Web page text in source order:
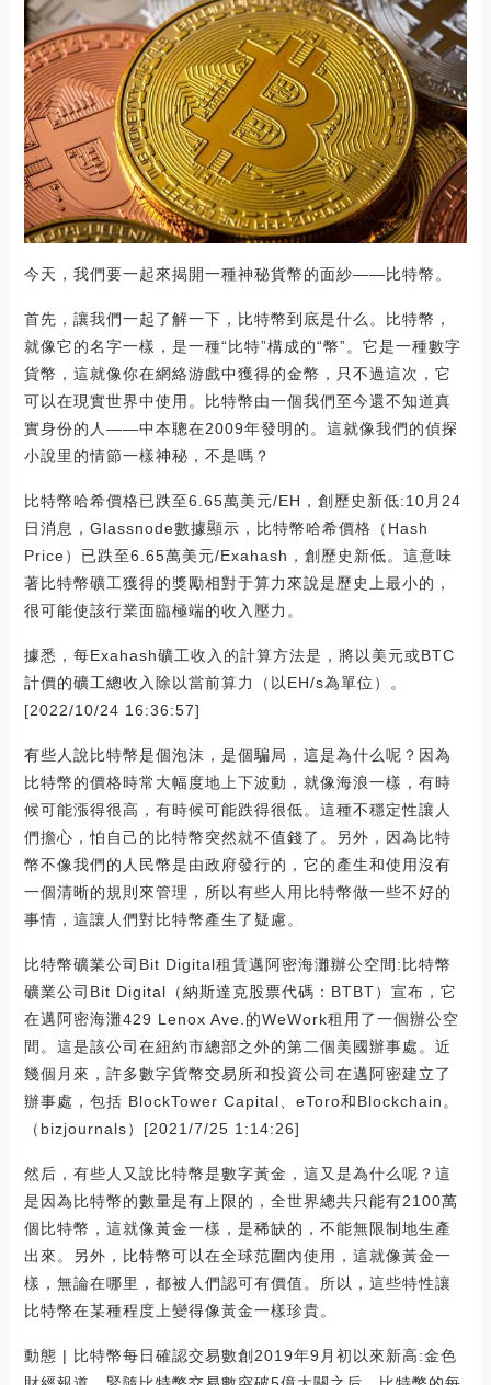
今天，我們要一起來揭開一種神秘貨幣的面紗——比特幣。
首先，讓我們一起了解一下，比特幣到底是什么。比特幣，
就像它的名字一樣，是一種“比特”構成的“幣”。它是一種數字
貨幣，這就像你在網絡游戲中獲得的金幣，只不過這次，它
可以在現實世界中使用。比特幣由一個我們至今還不知道真
實身份的人——中本聰在2009年發明的。這就像我們的偵探
小說里的情節一樣神秘，不是嗎？
比特幣哈希價格已跌至6.65萬美元/EH，創歷史新低:10月24
日消息，Glassnode數據顯示，比特幣哈希價格（Hash
Price）已跌至6.65萬美元/Exahash，創歷史新低。這意味
著比特幣礦工獲得的獎勵相對于算力來說是歷史上最小的，
很可能使該行業面臨極端的收入壓力。
據悉，每Exahash礦工收入的計算方法是，將以美元或BTC
計價的礦工總收入除以當前算力（以EH/s為單位）。
[2022/10/24 16:36:57]
有些人說比特幣是個泡沫，是個騙局，這是為什么呢？因為
比特幣的價格時常大幅度地上下波動，就像海浪一樣，有時
候可能漲得很高，有時候可能跌得很低。這種不穩定性讓人
們擔心，怕自己的比特幣突然就不值錢了。另外，因為比特
幣不像我們的人民幣是由政府發行的，它的產生和使用沒有
一個清晰的規則來管理，所以有些人用比特幣做一些不好的
事情，這讓人們對比特幣產生了疑慮。
比特幣礦業公司Bit Digital租賃邁阿密海灘辦公空間:比特幣
礦業公司Bit Digital（納斯達克股票代碼：BTBT）宣布，它
在邁阿密海灘429 Lenox Ave.的WeWork租用了一個辦公空
間。這是該公司在紐約市總部之外的第二個美國辦事處。近
幾個月來，許多數字貨幣交易所和投資公司在邁阿密建立了
辦事處，包括 BlockTower Capital、eToro和Blockchain。
（bizjournals）[2021/7/25 1:14:26]
然后，有些人又說比特幣是數字黃金，這又是為什么呢？這
是因為比特幣的數量是有上限的，全世界總共只能有2100萬
個比特幣，這就像黃金一樣，是稀缺的，不能無限制地生產
出來。另外，比特幣可以在全球范圍內使用，這就像黃金一
樣，無論在哪里，都被人們認可有價值。所以，這些特性讓
比特幣在某種程度上變得像黃金一樣珍貴。
動態 | 比特幣每日確認交易數創2019年9月初以來新高:金色